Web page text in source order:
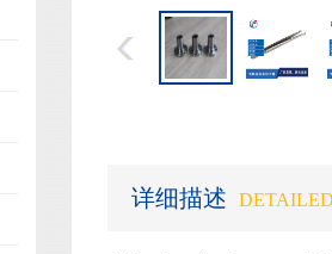
详细描述